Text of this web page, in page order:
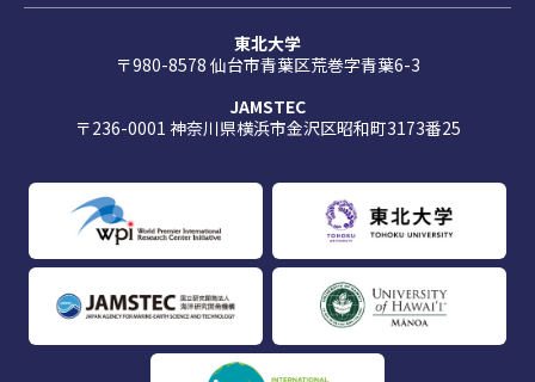
東北大学
〒980-8578 仙台市青葉区荒巻字青葉6-3
JAMSTEC
〒236-0001 神奈川県横浜市金沢区昭和町3173番25